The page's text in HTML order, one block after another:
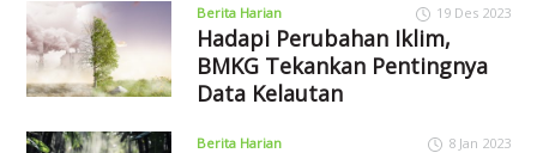
Berita Harian 19 Des 2023
Hadapi Perubahan Iklim,
BMKG Tekankan Pentingnya
Data Kelautan
Berita Harian 8 Jan 2023